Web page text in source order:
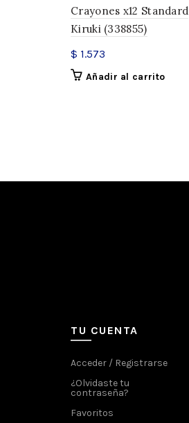
Crayones x12 Standard
Kiruki (338855)
$ 1.573
Añadir al carrito
TU CUENTA
Acceder / Registrarse
¿Olvidaste tu
contraseña?
Favoritos